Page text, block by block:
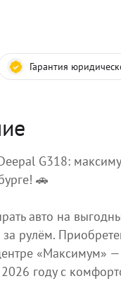
Гарантия
G318:
🚗
авто на
рулём.
«Максимум»
2026 году с